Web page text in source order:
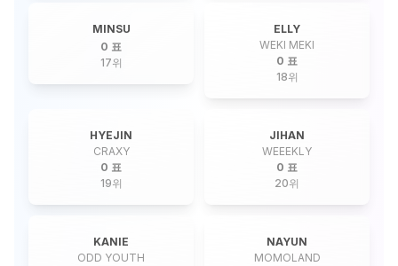
MINSU
0 표
17위
ELLY
WEKI MEKI
0 표
18위
HYEJIN
CRAXY
0 표
19위
JIHAN
WEEEKLY
0 표
20위
KANIE
ODD YOUTH
NAYUN
MOMOLAND